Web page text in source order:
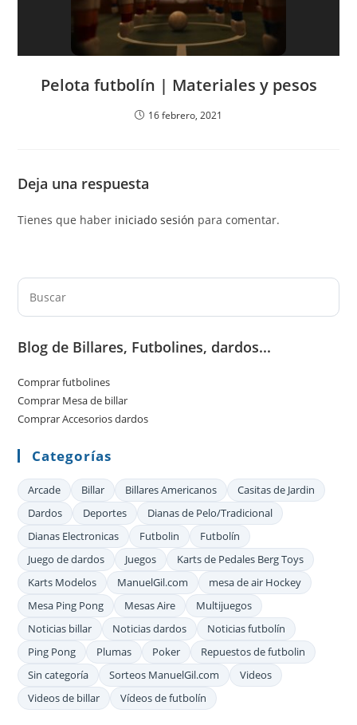
Pelota futbolín | Materiales y pesos
16 febrero, 2021
Deja una respuesta
Tienes que haber iniciado sesión para comentar.
Blog de Billares, Futbolines, dardos...
Comprar futbolines
Comprar Mesa de billar
Comprar Accesorios dardos
Categorías
Arcade Billar Billares Americanos
Casitas de Jardin
Dardos
Deportes
Dianas de Pelo/Tradicional
Dianas Electronicas
Futbolin
Futbolín
Juego de dardos
Juegos
Karts de Pedales Berg Toys
Karts Modelos
ManuelGil.com
mesa de air Hockey
Mesa Ping Pong
Mesas Aire
Multijuegos
Noticias billar
Noticias dardos
Noticias futbolín
Ping Pong
Plumas Poker
Repuestos de futbolin
Sin categoría
Sorteos ManuelGil.com
Videos
Videos de billar
Vídeos de futbolín